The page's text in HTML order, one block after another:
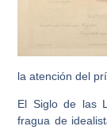
la atención del
El Siglo de las
fragua de